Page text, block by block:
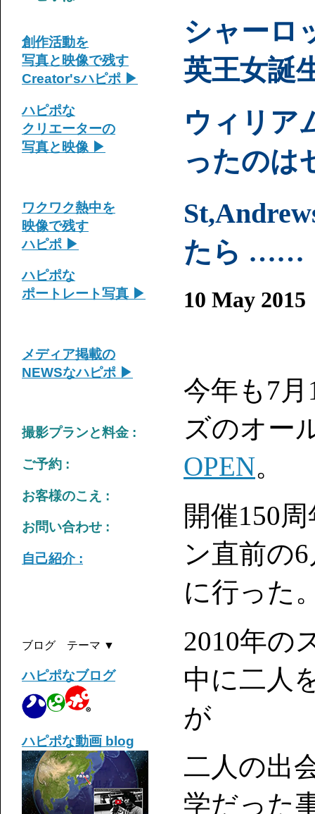
創作活動を
写真と映像で残す
Creator'sハピポ ▶
ハピポな
クリエーターの
写真と映像 ▶
ワクワク熱中を
映像で残す
ハピポ ▶︎
ハピポな
ポートレート写真 ▶
メディア掲載の
NEWSなハピポ ▶
撮影プランと料金 :
ご予約 :
お客様のこえ :
お問い合わせ :
自己紹介 :
ブログ テーマ ▼
ハピポなブログ
ハピポな動画 blog
シャーロ
英王女誕
ウィリア
ったのは
たら ……
10 May 2015
今年も7
ズのオー
OPEN。
開催150
ン直前の
に行った
2010年の
中に二人
が
二人の出
学だった